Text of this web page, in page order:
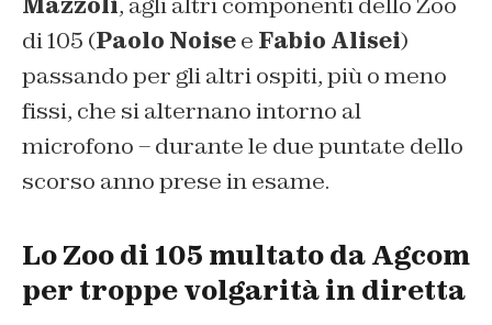
di 105 (Paolo Noisee Fabio Alisei)
passando per gli altri ospiti, più o meno
fissi, che si alternano intorno al
microfono – durante le due puntate dello
scorso anno prese in esame.
Lo Zoo di 105 multato da Agcom
per troppe volgarità in diretta